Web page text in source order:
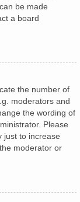
be made
a board
the number of
moderators and
the wording of
Please
just to increase
moderator or